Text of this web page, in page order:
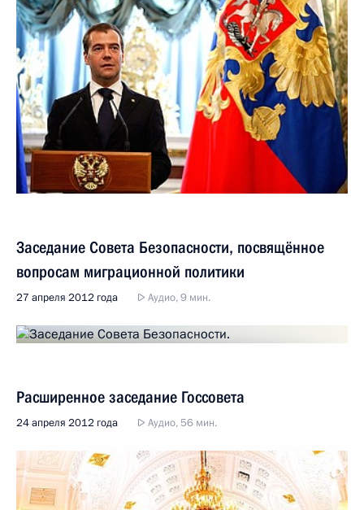
Заседание Совета Безопасности, посвящённое
вопросам миграционной политики
27 апреля 2012 года Аудио, 9 мин.
Расширенное заседание Госсовета
24 апреля 2012 года Аудио, 56 мин.